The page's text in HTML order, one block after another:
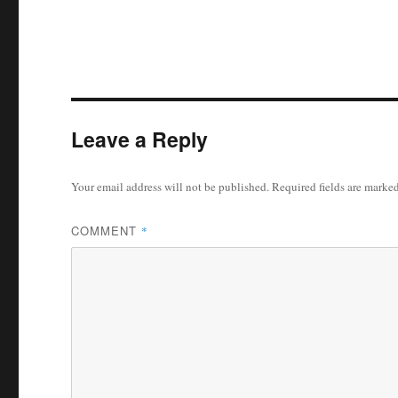
Leave a Reply
Your email address will not be published.Required fields are
COMMENT *